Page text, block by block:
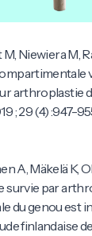
Niewiera M,
arthroplastie
; 29 (4) :947-
A, Mäkelä K,
survie par
du genou est
finlandaise